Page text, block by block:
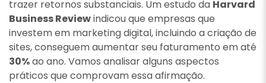
trazer retornos substanciais. Um estudo da Harvard
Business Reviewindicou que empresas que
investem em marketing digital, incluindo a criação de
sites, conseguem aumentar seu faturamento em até
30%ao ano. Vamos analisar alguns aspectos
práticos que comprovam essa afirmação.